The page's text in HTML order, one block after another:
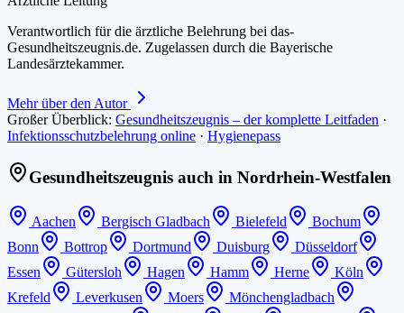
Verantwortlich für die ärztliche Belehrung bei das-
Gesundheitszeugnis.de. Zugelassen durch die Bayerische
Landesärztekammer.
Mehr über den Autor
Großer Überblick: Gesundheitszeugnis – der komplette Leitfaden ·
Infektionsschutzbelehrung online · Hygienepass
Gesundheitszeugnis auch in Nordrhein-Westfalen
Aachen Bergisch Gladbach Bielefeld
Bochum
Bonn
Bottrop Dortmund Duisburg
Düsseldorf
Essen
Gütersloh Hagen Hamm Herne
Köln
Krefeld
Leverkusen Moers
Mönchengladbach